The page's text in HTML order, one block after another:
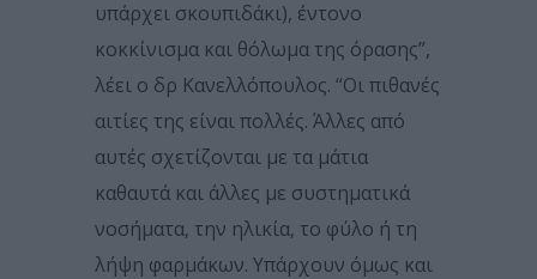
υπάρχει σκουπιδάκι), έντονο
κοκκίνισμα και θόλωμα της όρασης”,
λέει ο δρ Κανελλόπουλος. “Οι πιθανές
αιτίες της είναι πολλές. Άλλες από
αυτές σχετίζονται με τα μάτια
καθαυτά και άλλες με συστηματικά
νοσήματα, την ηλικία, το φύλο ή τη
λήψη φαρμάκων. Υπάρχουν όμως και